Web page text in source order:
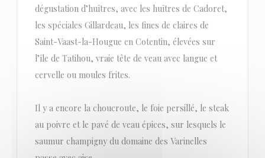
dégustation d’huîtres, avec les huîtres de Cadoret,
les spéciales Gillardeau, les fines de claires de
Saint-Vaast-la-Hougue en Cotentin, élevées sur
l’île de Tatihou, vraie tête de veau avec langue et
cervelle ou moules frites.
Il y a encore la choucroute, le foie persillé, le steak
au poivre et le pavé de veau épices, sur lesquels le
saumur champigny du domaine des Varinelles